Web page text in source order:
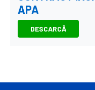
APA
DESCARCĂ